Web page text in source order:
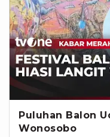
Puluhan Balon
Wonosobo